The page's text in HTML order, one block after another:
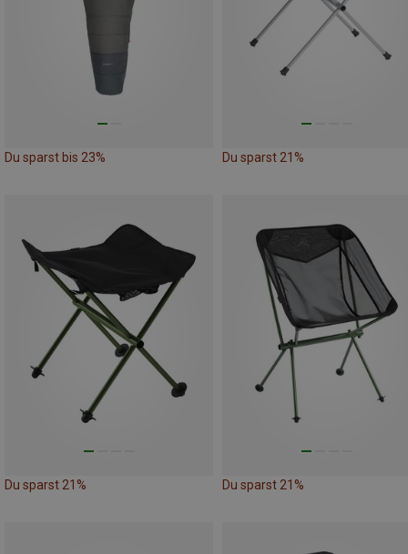
Du sparst bis 23% Du sparst 21%
Du sparst 21% Du sparst 21%